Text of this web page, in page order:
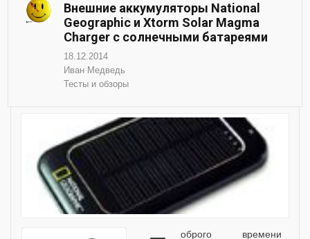
Внешние аккумуляторы National
Geographic и Xtorm Solar Magma
Charger с солнечными батареями
18.12.2014
Иван Медведь
Тесты и обзоры